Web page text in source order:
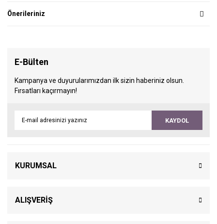
Önerileriniz
E-Bülten
Kampanya ve duyurularımızdan ilk sizin haberiniz olsun.
Fırsatları kaçırmayın!
KAYDOL
KURUMSAL
ALIŞVERİŞ